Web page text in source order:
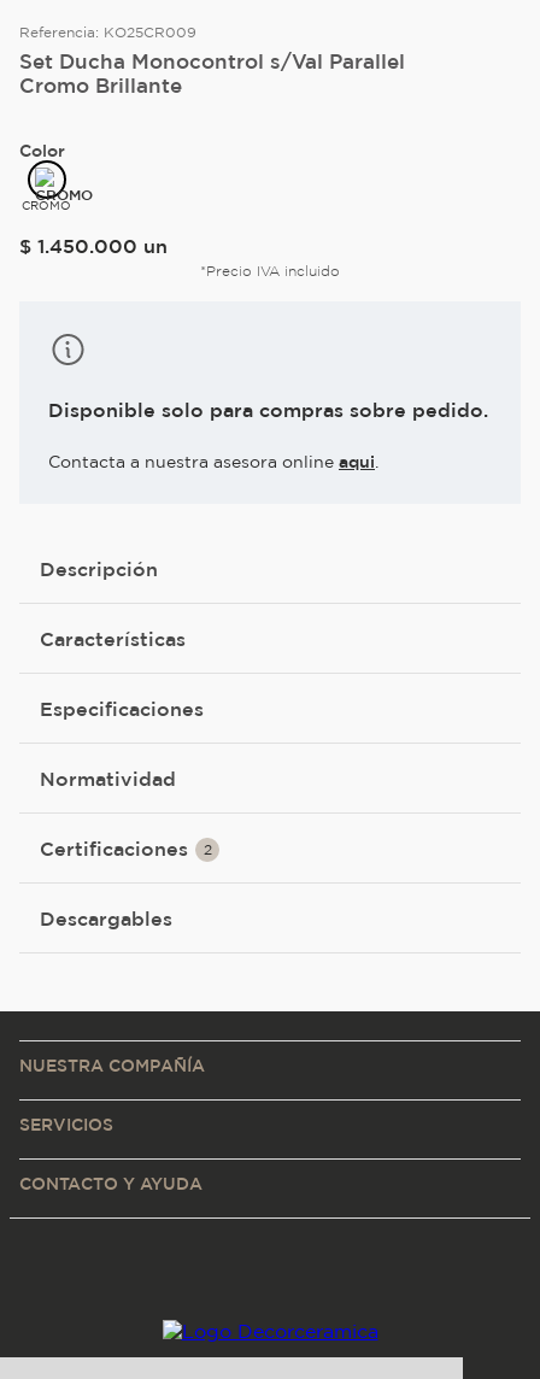
Referencia: KO25CR009
Set Ducha Monocontrol s/Val Parallel
Cromo Brillante
Color
CROMO
$ 1.450.000 un
*Precio IVA incluido
Disponible solo para compras sobre pedido.
Contacta a nuestra asesora online aqui
Descripción
Características
Especificaciones
Normatividad
Certificaciones 2
Descargables
NUESTRA COMPAÑÍA
SERVICIOS
CONTACTO Y AYUDA